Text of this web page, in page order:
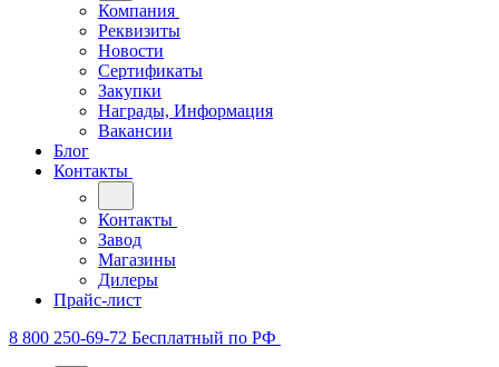
Компания
Реквизиты
Новости
Сертификаты
Закупки
Награды, Информация
Вакансии
Блог
Контакты
Контакты
Завод
Магазины
Дилеры
Прайс-лист
8 800 250-69-72 Бесплатный по РФ